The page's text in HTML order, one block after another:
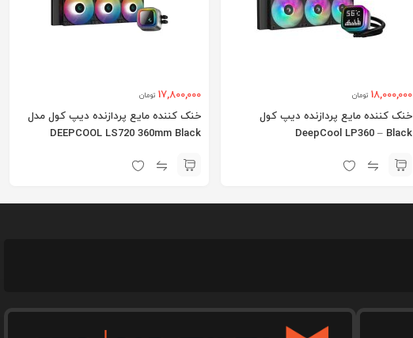
18,000,000 تومان
خنک کننده مایع پردازنده دیپ کول
DeepCool LP360 – Black
17,800,000 تومان
خنک کننده مایع پردازنده دیپ کول مدل
DEEPCOOL LS720 360mm Black